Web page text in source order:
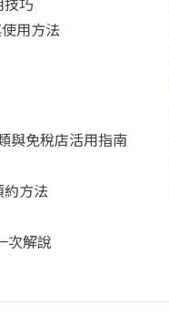
用方法
與免稅店活用指南
方法
次解說